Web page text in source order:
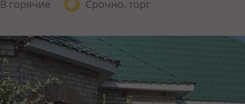
В горячие Срочно, торг